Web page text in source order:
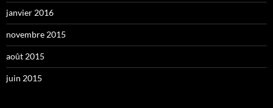
janvier 2016
novembre 2015
août 2015
juin 2015